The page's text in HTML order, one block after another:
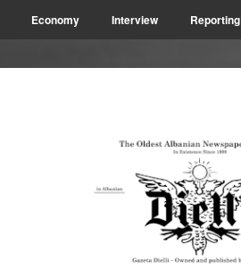
Economy Interview Reporting